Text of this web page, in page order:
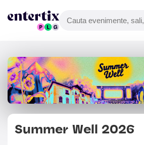
Summer Well 2026